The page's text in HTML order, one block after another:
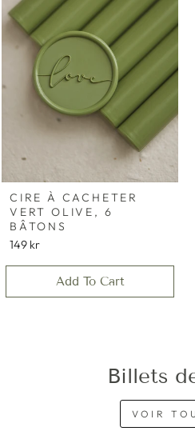
CIRE À CACHETER
VERT OLIVE, 6
BÂTONS
149 kr
Add To Cart
Billets
VOIR